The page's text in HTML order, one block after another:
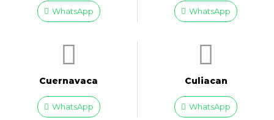
WhatsApp WhatsApp
Cuernavaca
WhatsApp
Culiacan
WhatsApp